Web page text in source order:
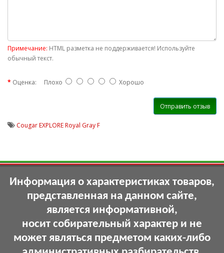
Примечание: HTML разметка не поддерживается! Используйте
обычный текст.
Оценка: Плохо Хорошо
Отправить отзыв
Cougar EXPLORE Royal Gray F
Информация о характеристиках товаров,
представленная на данном сайте,
является информативной,
носит собирательный характер и не
может являться предметом каких-либо